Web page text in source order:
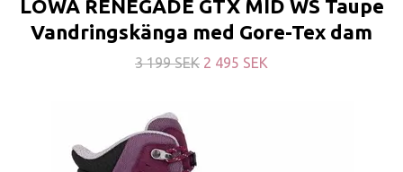
LOWA RENEGADE GTX MID WS Taupe
Vandringskänga med Gore-Tex dam
3 199 SEK 2 495 SEK